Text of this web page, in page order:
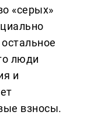
«серых»
люди
и
взносы.